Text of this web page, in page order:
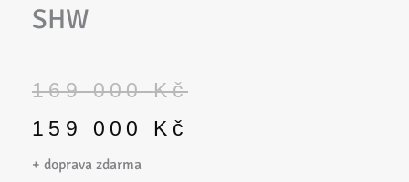
SHW
169 000Kč
Původní
cena
byla:
159 000 Kč
Aktuální
cena
je: